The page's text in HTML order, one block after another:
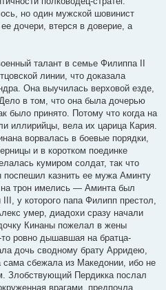
но один мужской шовинист
дочери, втерся в доверие, а
талант в семье Филиппа II
линии, что доказала
Она выучилась верховой езде,
в том, что она была дочерью
было принято. Потому что когда на
иллирийцы, вела их царица Кария.
ворвалась в боевые порядки,
и в коротком поединке
кумиром солдат, так что
поспешил казнить ее мужа Аминту
на трон имелись — Аминта был
у которого папа Филипп престол,
умер, диадохи сразу начали
Кинаны пожелал в жены
ровно дышавшая на братца-
дочь сводному брату Арридею,
сбежала из Македонии, ибо не
Злобствующий Пердикка послал
врагами, предпочла